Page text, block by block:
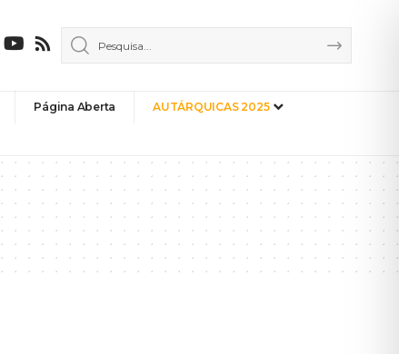
Página Aberta AUTÁRQUICAS 2025